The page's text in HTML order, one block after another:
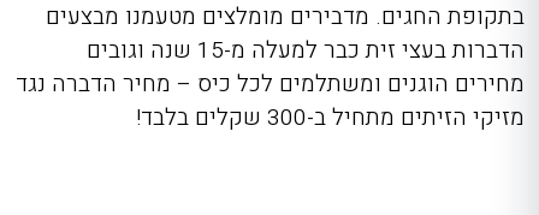
בתקופת החגים. מדבירים מומלצים מטעמנו מבצעים
הדברות בעצי זית כבר למעלה מ-15 שנה וגובים
מחירים הוגנים ומשתלמים לכל כיס – מחיר הדברה נגד
מזיקי הזיתים מתחיל ב-300 שקלים בלבד!